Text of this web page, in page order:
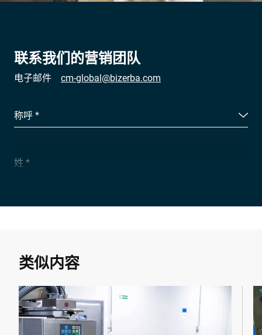
联系我们的营销团队
电子邮件 cm-global@bizerba.com
称呼 *
姓 *
公司 *
电子邮件 *
电话 *
类似内容